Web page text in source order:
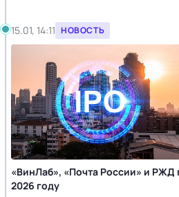
15.01, 14:11 НОВОСТЬ
«ВинЛаб», «Почта России» и РЖД
2026 году